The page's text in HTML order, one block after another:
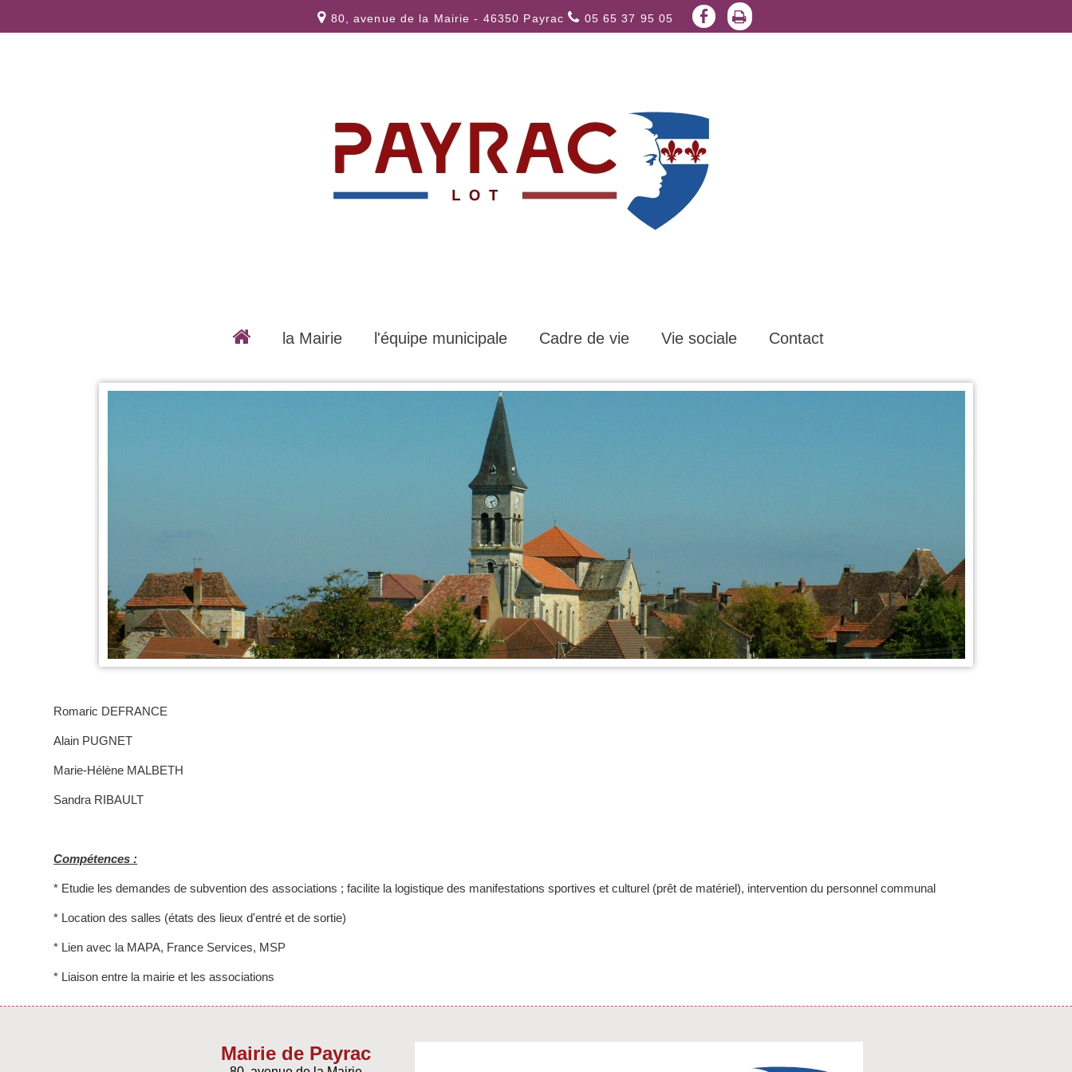
80, avenue de la Mairie - 46350 Payrac 05 65 37 95 05
la Mairie l'équipe municipale Cadre de vie Vie sociale Contact
Romaric DEFRANCE
Alain PUGNET
Marie-Hélène MALBETH
Sandra RIBAULT
Compétences :
* Etudie les demandes de subvention des associations ; facilite la logistique des manifestations sportives et culturel (prêt de matériel), intervention du personnel communal
* Location des salles (états des lieux d'entré et de sortie)
* Lien avec la MAPA, France Services, MSP
* Liaison entre la mairie et les associations
Mairie de Payrac